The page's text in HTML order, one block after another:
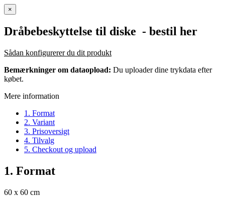
×
Dråbebeskyttelse til diske - bestil her
Sådan konfigurerer du dit produkt
Bemærkninger om dataopload: Du uploader dine trykdata efter
købet.
Mere information
1. Format
2. Variant
3. Prisoversigt
4. Tilvalg
5. Checkout og upload
1. Format
60 x 60 cm